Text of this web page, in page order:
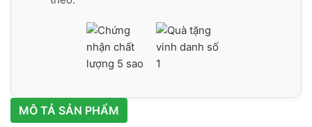
MÔ TẢ SẢN PHẨM